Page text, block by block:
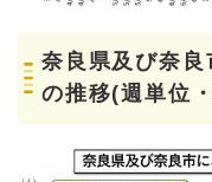
奈良県及び奈
の推移(週単位